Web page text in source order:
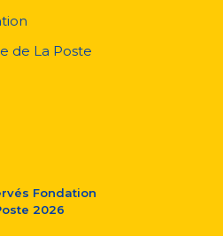
de La Poste
Fondation
2026